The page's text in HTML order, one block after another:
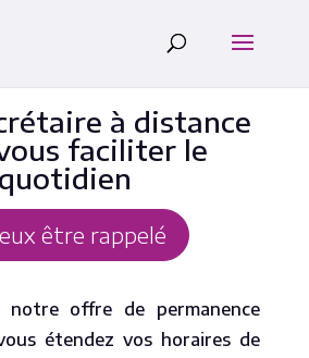
à distance
faciliter le
quotidien
être rappelé
notre offre de permanence
étendez vos horaires de